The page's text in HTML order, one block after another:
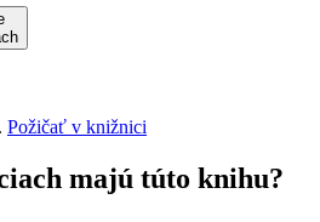
. Požičať v knižnici
majú túto knihu?